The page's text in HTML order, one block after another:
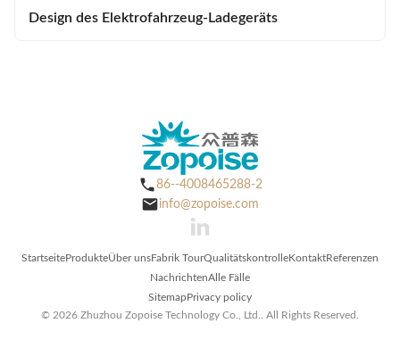
Design des Elektrofahrzeug-Ladegeräts
86--4008465288-2
info@zopoise.com
StartseiteProdukteÜber unsFabrik TourQualitätskontrolleKontaktReferenzen
NachrichtenAlle Fälle
SitemapPrivacy policy
© 2026 Zhuzhou Zopoise Technology Co., Ltd.. All Rights Reserved.